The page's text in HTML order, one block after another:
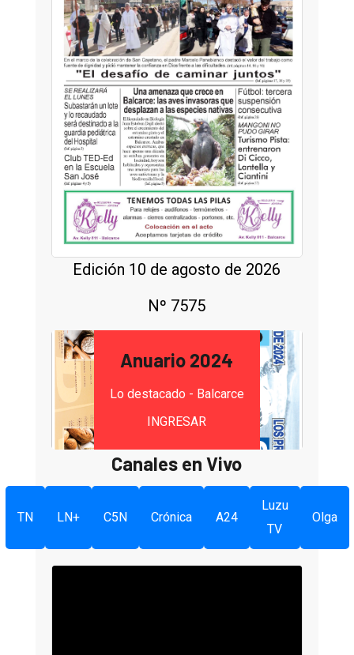
Edición 10 de agosto de 2026
Nº 7575
Anuario 2024
Lo destacado - Balcarce
INGRESAR
Canales en Vivo
TN LN+ C5N Crónica A24
Luzu
TV
Olga